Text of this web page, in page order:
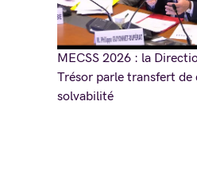
MECSS 2026 : la
Trésor parle transfert de
solvabilité